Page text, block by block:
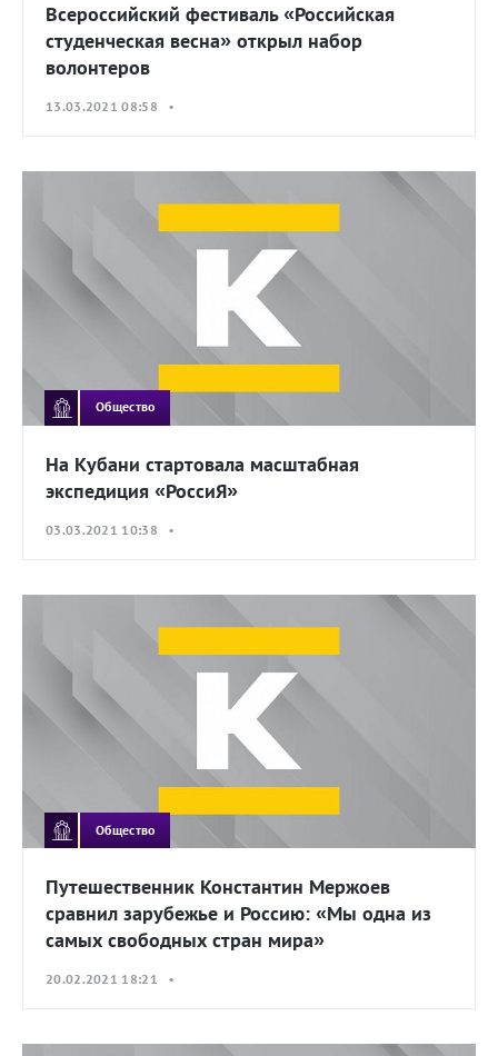
Всероссийский фестиваль «Российская
студенческая весна» открыл набор
волонтеров
13.03.2021 08:58 •
Общество
На Кубани стартовала масштабная
экспедиция «РоссиЯ»
03.03.2021 10:38 •
Общество
Путешественник Константин Мержоев
сравнил зарубежье и Россию: «Мы одна из
самых свободных стран мира»
20.02.2021 18:21 •